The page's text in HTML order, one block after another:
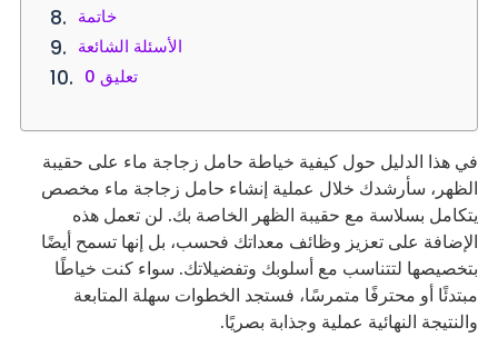
خاتمة
الأسئلة الشائعة
0 تعليق
في هذا الدليل حول كيفية خياطة حامل زجاجة ماء على حقيبة
الظهر، سأرشدك خلال عملية إنشاء حامل زجاجة ماء مخصص
يتكامل بسلاسة مع حقيبة الظهر الخاصة بك. لن تعمل هذه
الإضافة على تعزيز وظائف معداتك فحسب، بل إنها تسمح أيضًا
بتخصيصها لتتناسب مع أسلوبك وتفضيلاتك. سواء كنت خياطًا
مبتدئًا أو محترفًا متمرسًا، فستجد الخطوات سهلة المتابعة
والنتيجة النهائية عملية وجذابة بصريًا.